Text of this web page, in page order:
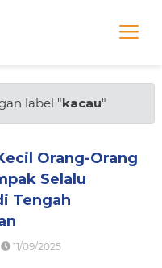
label "kacau"
Orang-Orang
Selalu
Tengah
11/09/2025